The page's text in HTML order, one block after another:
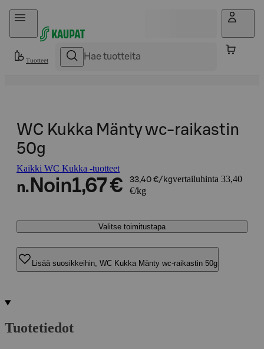
Hyppää sisältöön
Tuotteet
WC Kukka Mänty wc-raikastin
50g
Kaikki WC Kukka -tuotteet
n. Noin1,67 € 33,40 €/kgvertailuhinta 33,40
€/kg
Valitse toimitustapa
Lisää suosikkeihin, WC Kukka Mänty wc-raikastin 50g
Tuotetiedot